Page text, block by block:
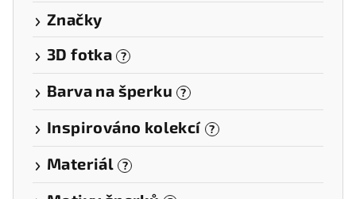
Značky
3D fotka
?
Barva na šperku ?
Inspirováno kolekcí ?
Materiál ?